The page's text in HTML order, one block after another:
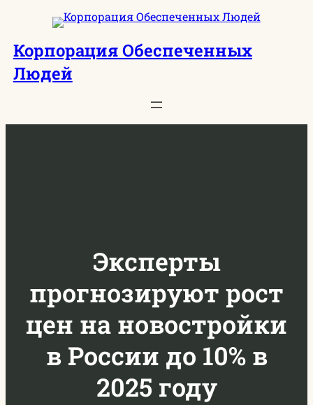
Перейти
содержимому
Корпорация Обеспеченных
Людей
Эксперты
прогнозируют рост
цен на новостройки
в России до 10% в
2025 году